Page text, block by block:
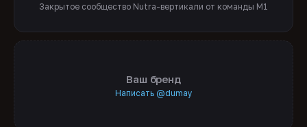
Закрытое сообщество Nutra-вертикали от команды M1
Ваш бренд
Написать @dumay